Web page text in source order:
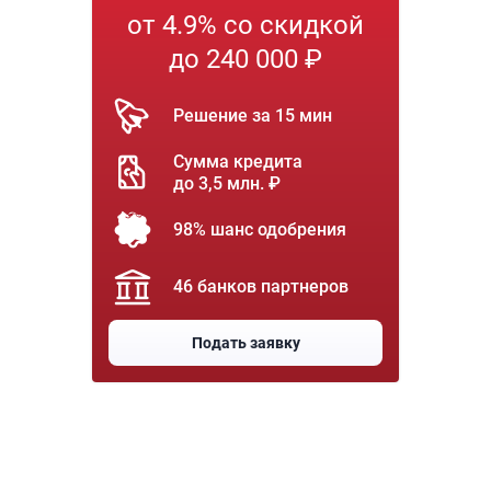
от 4.9% со скидкой
до 240 000 ₽
Решение за 15 мин
Сумма кредита
до 3,5 млн. ₽
98% шанс одобрения
46 банков партнеров
Подать заявку